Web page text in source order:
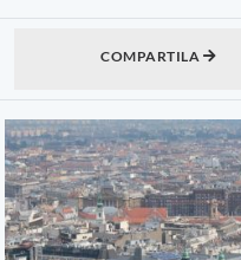
COMPARTILA